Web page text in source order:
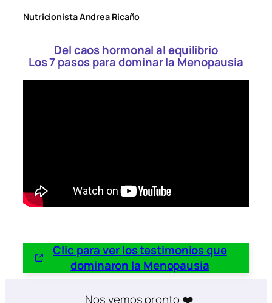
Saltar
contenido
NutricionistaAndrea Ricaño
Del caos hormonal al equilibrio
Los 7 pasos para dominar la Menopausia
Clic para verlos testimonios que
dominaron la Menopausia
Nos vemos pronto ❤️